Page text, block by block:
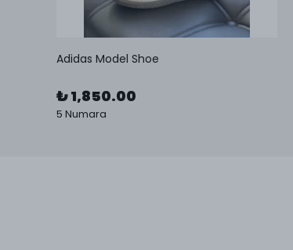
Adidas Model Shoe
₺ 1,850.00
5 Numara